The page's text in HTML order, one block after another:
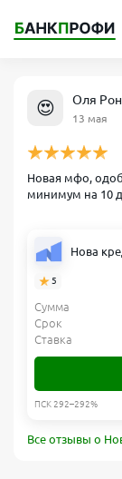
😍 Оля Рон
13 мая
Новая мфо,
минимум на 10
Нова
5
Сумма
Срок
Ставка
ПСК 292–292%
Все отзывы о